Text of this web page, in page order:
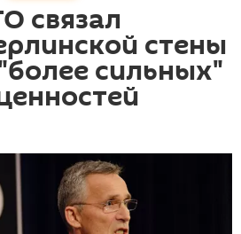
связал
стены
сильных"